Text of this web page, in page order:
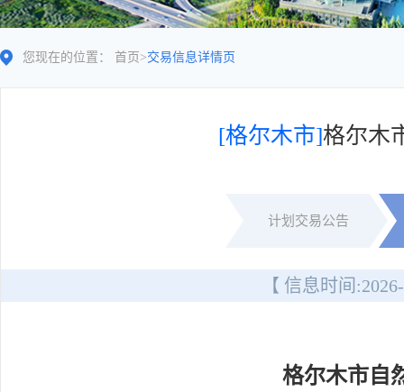
您现在的位置： 首页 >交易信息详情页
[格尔木市]格尔木
计划交易公告
【 信息时间:
格尔木市自